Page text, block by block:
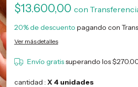
$13.600,00 con
20% de descuento pagando con
Ver más detalles
Envío gratissuperando los
cantidad : X 4 unidades